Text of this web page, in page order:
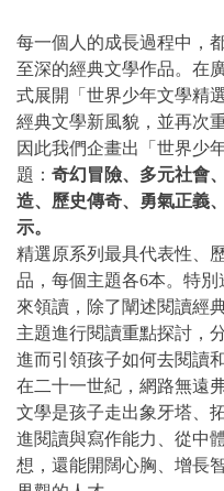
每一個人的成長過程中，
至深的經典文學作品。在
式展開「世界少年文學精
經典文學新風貌，並再次
因此我們企畫出「世界少
題： 奇幻冒險、多元社會
造、歷史傳奇、勇氣正義
示。
精選原系列最具代表性、
品，每個主題各6本。特
來領讀，除了闡述閱讀經
主題進行閱讀重點探討，
進而引領孩子如何去閱讀和
在二十一世紀，網路無遠
文學是孩子走出象牙塔、
進閱讀與寫作能力、從中
想，還能開闊心胸、增長